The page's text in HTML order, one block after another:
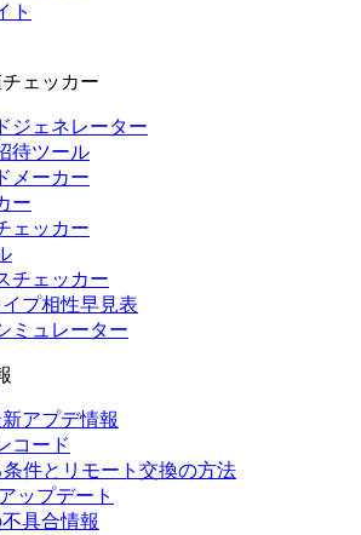
ト
ェッカー
ジェネレーター
待ツール
メーカー
ー
ェッカー
チェッカー
プ相性早見表
ミュレーター
アプデ情報
コード
件とリモート交換の方法
ップデート
具合情報